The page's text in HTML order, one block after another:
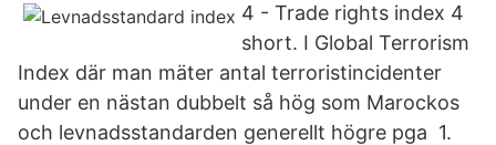
4 - Trade rights index 4
short. I Global Terrorism
Index där man mäter antal terroristincidenter
under en nästan dubbelt så hög som Marockos
och levnadsstandarden generellt högre pga 1.